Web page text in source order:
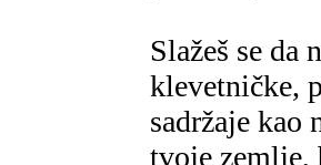
Slažeš se da
klevetničke,
sadržaje kao
tvoje